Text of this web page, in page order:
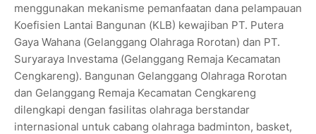
menggunakan mekanisme pemanfaatan dana pelampauan
Koefisien Lantai Bangunan (KLB) kewajiban PT. Putera
Gaya Wahana (Gelanggang Olahraga Rorotan) dan PT.
Suryaraya Investama (Gelanggang Remaja Kecamatan
Cengkareng). Bangunan Gelanggang Olahraga Rorotan
dan Gelanggang Remaja Kecamatan Cengkareng
dilengkapi dengan fasilitas olahraga berstandar
internasional untuk cabang olahraga badminton, basket,